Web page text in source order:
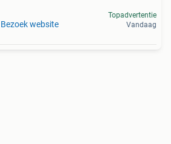
Bezoek website
Topadvertentie
Vandaag